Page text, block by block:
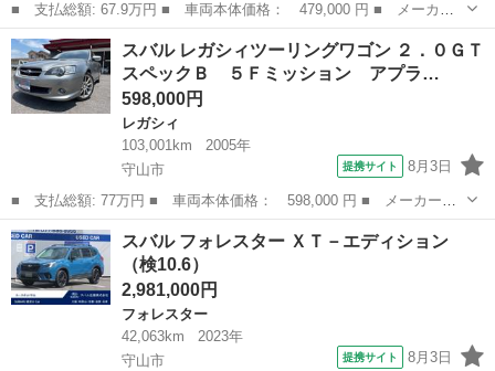
■ 支払総額: 67.9万円 ■ 車両本体価格： 479,000 円 ■ メーカー
名： スバル ■ 車種名： レガシィツーリングワゴン ■ グレード
名： ２．５ｉアイサイト Ｓパッケージプレミアムレザーセレ 黒
レーレザーシ...
滋賀 栗東市 レガシィ
スバル レガシィツーリングワゴン ２．０ＧＴ
スペックＢ ５Ｆミッション アプラ…
598,000円
レガシィ
103,001km
2005年
守山市
提携サイト 8月3日
■ 支払総額: 77万円 ■ 車両本体価格： 598,000 円 ■ メーカー
名： スバル ■ 車種名： レガシィツーリングワゴン ■ グレード
名： ２．０ＧＴスペックＢ ５Ｆミッション アプライドモデルＣ
型 ターボ ４Ｗ...
滋賀 守山市
スバル フォレスター ＸＴ－エディション
（検10.6）
2,981,000円
フォレスター
42,063km
2023年
守山市
提携サイト 8月3日